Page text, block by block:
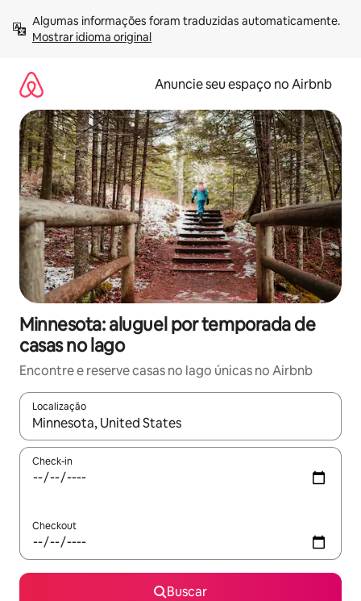
para
Mostrar idioma original
Anuncie seu espaço no Airbnb
Minnesota: aluguel por temporada de
casas no lago
Encontre e reserve casas no lago únicas no Airbnb
Localização
Quando os resultados estiverem disponíveis, explore-os
Check-in
Checkout
Buscar